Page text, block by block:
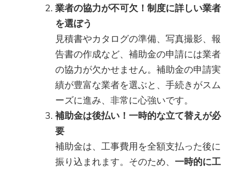
業者の協力が不可欠！制度に詳しい業者
を選ぼう
見積書やカタログの準備、写真撮影、報
告書の作成など、補助金の申請には業者
の協力が欠かせません。補助金の申請実
績が豊富な業者を選ぶと、手続きがスム
ーズに進み、非常に心強いです。
補助金は後払い！一時的な立て替えが必
要
補助金は、工事費用を全額支払った後に
振り込まれます。そのため、 一時的に工